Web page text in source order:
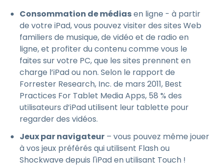
Consommation de médiasen ligne - à partir
de votre iPad, vous pouvez visiter des sites Web
familiers de musique, de vidéo et de radio en
ligne, et profiter du contenu comme vous le
faites sur votre PC, que les sites prennent en
charge l’iPad ou non. Selon le rapport de
Forrester Research, Inc. de mars 2011, Best
Practices For Tablet Media Apps, 58 % des
utilisateurs d’iPad utilisent leur tablette pour
regarder des vidéos.
Jeux par navigateur – vous pouvez même jouer
à vos jeux préférés qui utilisent Flash ou
Shockwave depuis l'iPad en utilisant Touch !